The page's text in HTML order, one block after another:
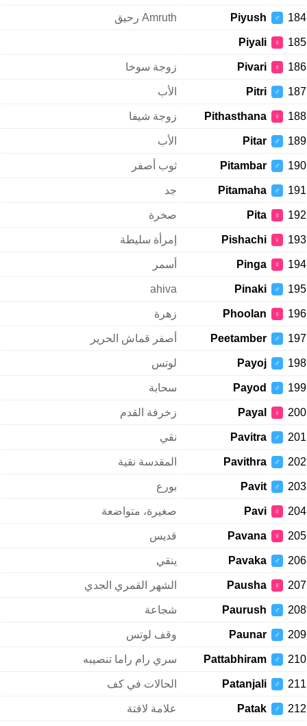
184
♂
Piyush Amruth رحيق
185
♀
Piyali
186
♀
Pivari زوجة سوخا
187
♂
Pitri الأب
188
♀
Pithasthana زوجة شيفا
189
♂
Pitar الأب
190
♂
Pitambar ثوب أصفر
191
♂
Pitamaha جد
192
♀
Pita صخرة
193
♀
Pishachi إمرأة سليطة
194
♀
Pinga أسمر
195
♂
Pinaki
ahiva
196
♀
Phoolan زهرة
197
♂
Peetamber أصفر قماش الحرير
198
♂
Payoj لوتس
199
♂
Payod سحابة
200
♀
Payal زخرفة القدم
201
♂
Pavitra نقي
202
♂
Pavithra المقدسة نقية
203
♂
Pavit بورع
204
♀
Pavi صغيرة، متواضعة
205
♀
Pavana قديس
206
♂
Pavaka ينقي
207
♀
Pausha الشهر القمري الجدي
208
♂
Paurush شجاعة
209
♂
Paunar وقف لوتس
210
♂
Pattabhiram سري رام راما تنصيبه
211
♂
Patanjali الحالات في كف
212
♂
Patak علامة لافتة